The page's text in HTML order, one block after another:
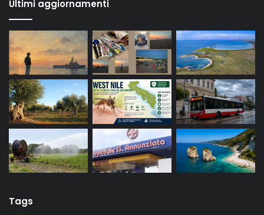
Ultimi aggiornamenti
Tags